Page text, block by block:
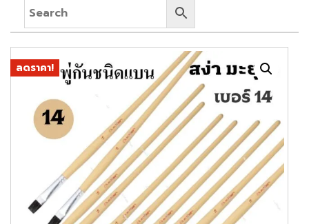
ลดราคา!